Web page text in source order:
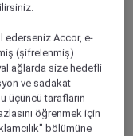
sizi ödüllendirir
ederseniz Accor, e-
(şifrelenmiş)
ağlarda size hedefli
ve sadakat
üçüncü tarafların
öğrenmek için
bölümüne